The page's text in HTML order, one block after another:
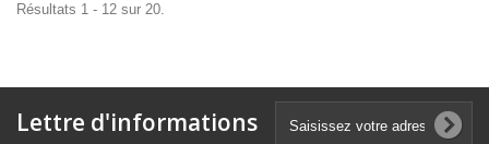
Résultats 1 - 12 sur 20.
Lettre d'informations